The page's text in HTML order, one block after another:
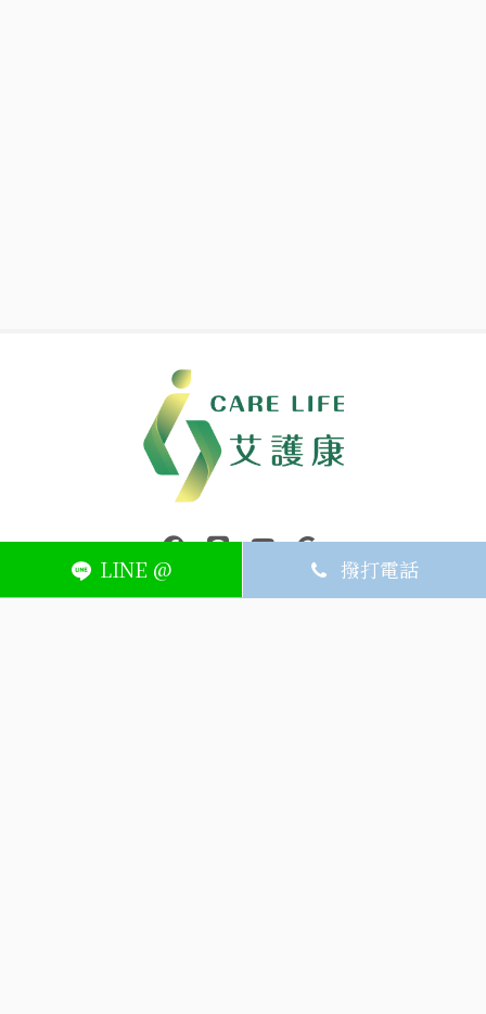
LINE @ 撥打電話
中壢醫療器材｜醫療器材補助｜出院醫療器材｜平鎮醫療器材｜艾
連結到facebook(另開視窗)
連結到Line(另開視窗)
連結到Youtube(另開視窗)
ABOUT